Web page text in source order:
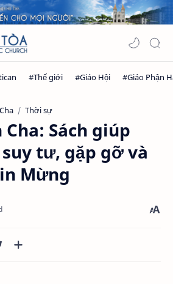
Thời sự
Sách giúp
tư, gặp gỡ và
Mừng